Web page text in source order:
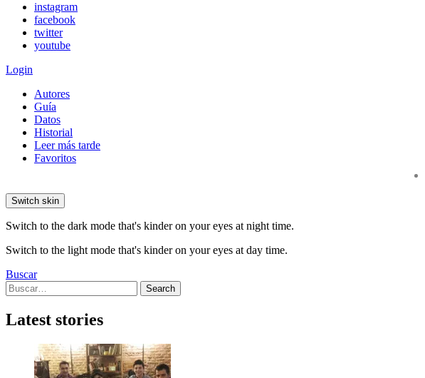
instagram
facebook
twitter
youtube
Login
Autores
Guía
Datos
Historial
Leer más tarde
Favoritos
Switch skin
Switch to the dark mode that's kinder on your eyes at night time.
Switch to the light mode that's kinder on your eyes at day time.
Buscar
Search
for:
Search
Latest stories